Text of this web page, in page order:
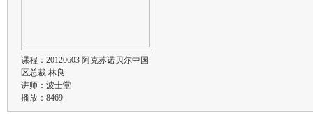
课程： 20120603 阿克苏诺贝尔中国
区总裁 林良
讲师： 波士堂
播放：8469